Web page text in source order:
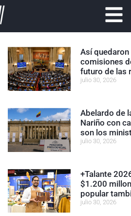
Así
comisiones
futuro de las
julio 30, 2026
Abelardo de
Nariño con
son los
julio 30, 2026
+Talante
$1.200
popular
julio 30, 2026